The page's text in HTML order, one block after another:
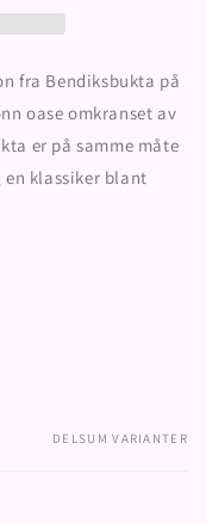
fra Bendiksbukta på
oase omkranset av
er på samme måte
en klassiker blant
DELSUM VARIANTER